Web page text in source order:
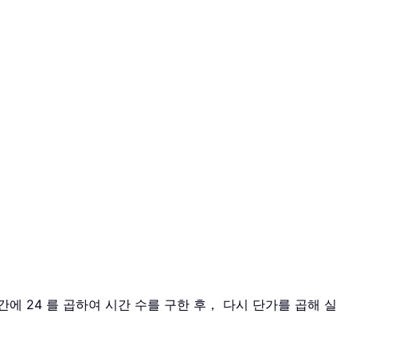
24 를 곱하여 시간 수를 구한 후， 다시 단가를 곱해 실